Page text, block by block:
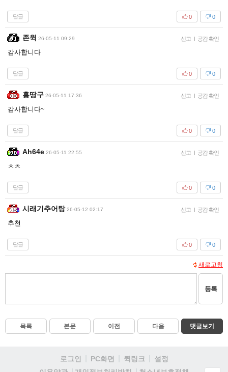
답글 0
0
존윅 26-05-11 09:29 신고 | 공감 확인
감사합니다
답글 0
0
홍땅구 26-05-11 17:36 신고 | 공감 확인
감사합니다~
답글 0
0
Ah64e 26-05-11 22:55 신고 | 공감 확인
ㅊㅊ
답글 0
0
시래기추어탕 26-05-12 02:17 신고 | 공감 확인
추천
답글 0
0
새로고침
등록
목록 본문 이전 다음 댓글보기
로그인 PC화면 퀵링크
설정